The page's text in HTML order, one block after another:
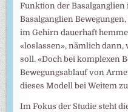
Funktion der Basalganglien
Basalganglien
im Gehirn dauerhaft
«loslassen», nämlich dann,
soll. «Doch bei komplexen
Bewegungsablauf von
dieses Modell bei Weitem
Im Fokus der Studie steht